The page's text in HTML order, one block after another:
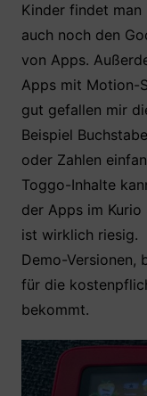
Kinder findet man
auch noch den
von Apps.
Apps mit Motion-
gut gefallen mir
Beispiel
oder Zahlen
Toggo-Inhalte
der Apps im
ist wirklich riesig.
Demo-Versionen,
für die
bekommt.